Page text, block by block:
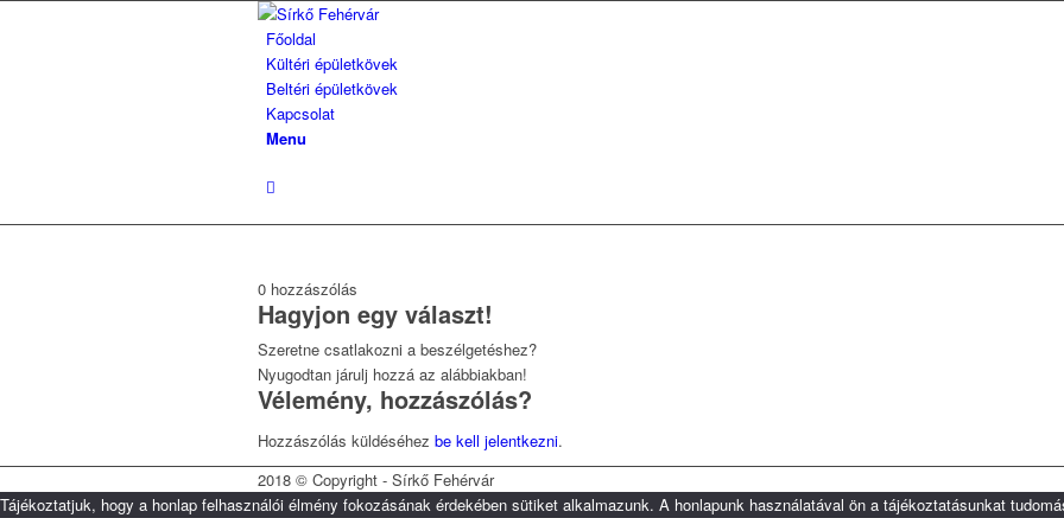
Főoldal
Kültéri épületkövek
Beltéri épületkövek
Kapcsolat
Menu
0 hozzászólás
Hagyjon egy választ!
Szeretne csatlakozni a beszélgetéshez?
Nyugodtan járulj hozzá az alábbiakban!
Vélemény, hozzászólás?
Hozzászólás küldéséhez be kell jelentkezni.
2018 © Copyright - Sírkő Fehérvár
Tájékoztatjuk, hogy a honlap felhasználói élmény fokozásának érdekében sütiket alkalmazunk. A honlapunk használatával ön a tájékoztatásunkat